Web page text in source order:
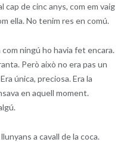
cap de cinc anys, com em vaig
ella. No tenim res en comú.
com ningú ho havia fet encara.
Però això no era pas un
única, preciosa. Era la
en aquell moment.
a cavall de la coca.